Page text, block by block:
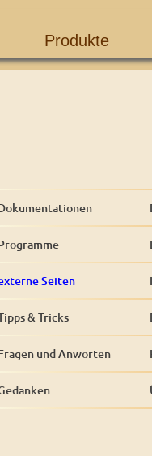
Produkte
Seiten
& Tricks
und Anworten